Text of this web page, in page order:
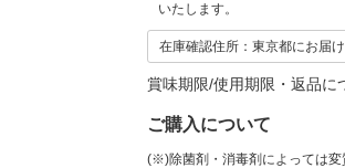
いたします。
在庫確認住所：東京都にお届け
賞味期限/使用期限・返品に
ご購入について
(※)除菌剤・消毒剤によっては変